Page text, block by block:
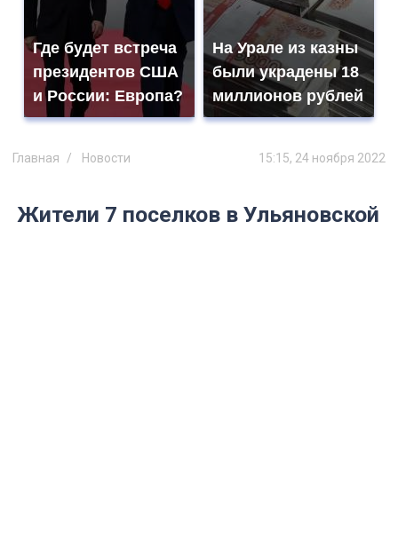
Где будет встреча
президентов США
и России: Европа?
На Урале из казны
были украдены 18
миллионов рублей
Главная Новости 15:15, 24 ноября 2022
Жители 7 поселков в Ульяновской